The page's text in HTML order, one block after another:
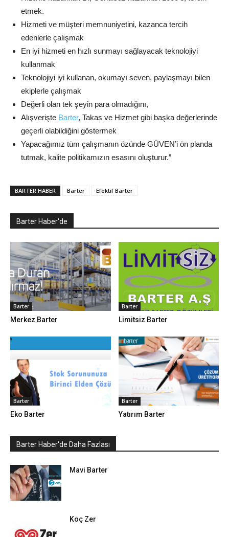
etmek.
Hizmeti ve müşteri memnuniyetini, kazanca tercih
edenlerle çalışmak
En iyi hizmeti en hızlı sunmayı sağlayacak teknolojiyi
kullanmak
Teknolojiyi iyi kullanan, okumayı seven, paylaşmayı bilen
ekiplerle çalışmak
Değerli olan tek şeyin para olmadığını,
Alışverişte Barter, Takas ve Hizmet gibi başka değerlerinde
geçerli olabildiğini göstermek
Yapacağımız tüm çalışmanın özünde GÜVEN’i ön planda
tutmak, kalite politikamızın esasını oluşturur.”
BARTER HABER Barter Efektif Barter
Barter Haber'de
Barter
Merkez Barter
Barter
Limitsiz Barter
Barter
Eko Barter
Barter
Yatırım Barter
Barter Haber'de Daha Fazlası
Mavi Barter
Koç Zer